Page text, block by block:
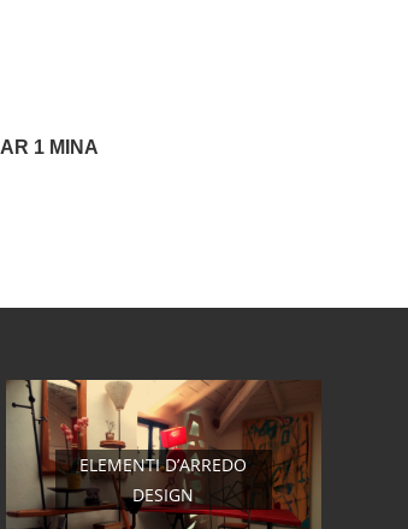
AR 1 MINA
ELEMENTI D’ARREDO
DESIGN